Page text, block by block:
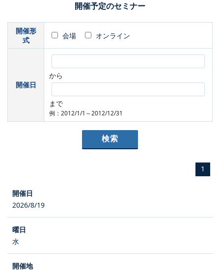
開催予定のセミナー
開催形
式
会場 オンライン
開催日
から
まで
例：2012/1/1～2012/12/31
1
2026/8/19
水